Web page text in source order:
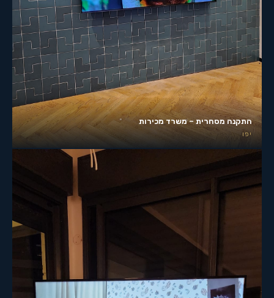
התקנה מסחרית – משרד מכירות
יפו